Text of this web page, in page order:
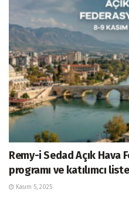
Remy-i Sedad Açık Hava
programı ve katılımcı
Kasım 5, 2025